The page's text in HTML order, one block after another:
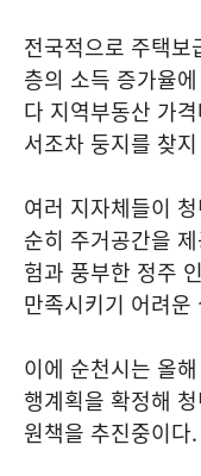
전국적으로 주택
층의 소득 증가율
다 지역부동산 가
서조차 둥지를 찾
여러 지자체들이
순히 주거공간을
험과 풍부한 정주
만족시키기 어려운
이에 순천시는 올
행계획을 확정해
원책을 추진중이다.